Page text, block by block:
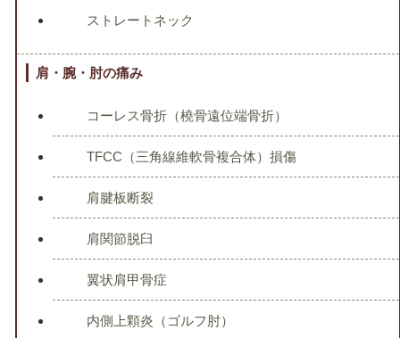
ストレートネック
肩・腕・肘の痛み
コーレス骨折（橈骨遠位端骨折）
TFCC（三角線維軟骨複合体）損傷
肩腱板断裂
肩関節脱臼
翼状肩甲骨症
内側上顆炎（ゴルフ肘）